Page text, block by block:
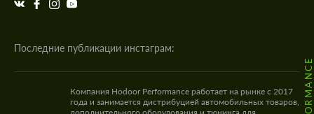
Последние публикации инстаграм:
Компания Hodoor Performance работает на рынке с 2017
года и занимается дистрибуцией автомобильных товаров,